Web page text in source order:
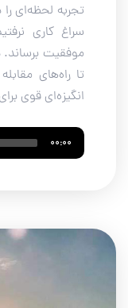
تجربه لحظه‌ای
سراغ کاری
موفقیت برساند.
تا راه‌های
انگیزه‌ای قوی
Audio
Player
00:00